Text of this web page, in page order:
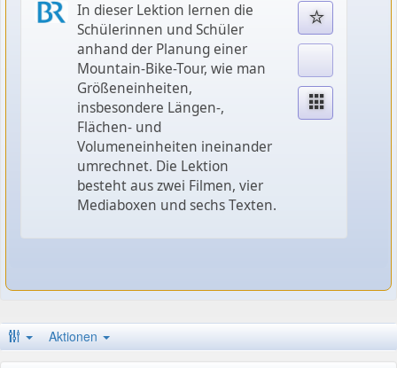
In dieser Lektion lernen die
Schülerinnen und Schüler
anhand der Planung einer
Mountain-Bike-Tour, wie man
Größeneinheiten,
insbesondere Längen-,
Flächen- und
Volumeneinheiten ineinander
umrechnet. Die Lektion
besteht aus zwei Filmen, vier
Mediaboxen und sechs Texten.
Aktionen